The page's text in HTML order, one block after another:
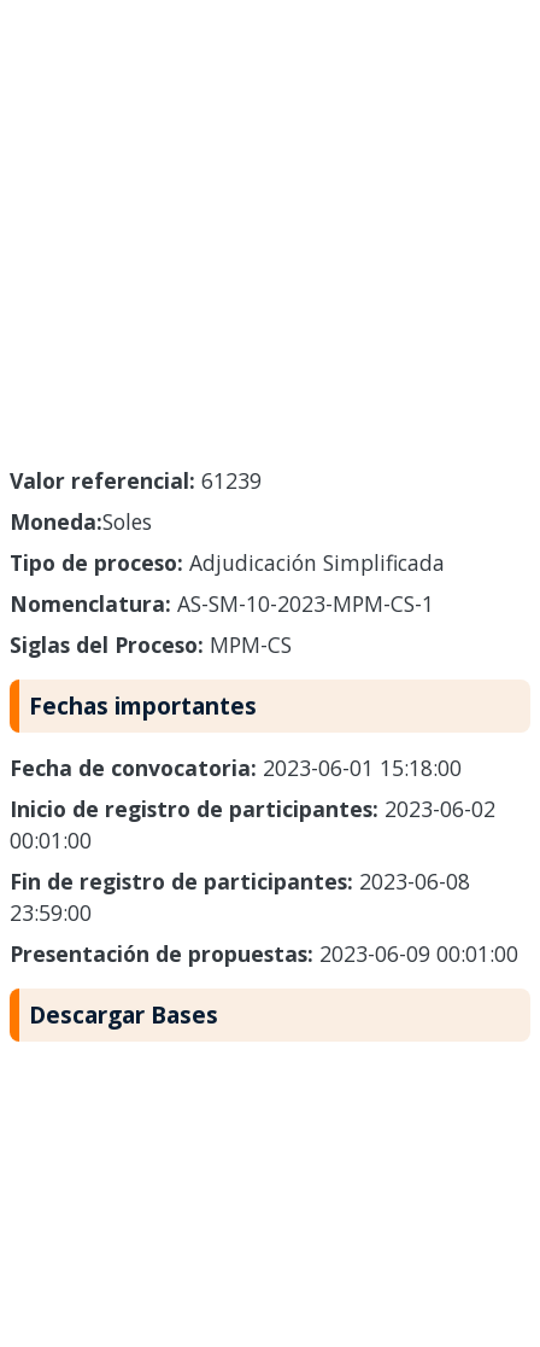
Valor referencial: 61239
Moneda:Soles
Tipo de proceso: Adjudicación Simplificada
Nomenclatura: AS-SM-10-2023-MPM-CS-1
Siglas del Proceso: MPM-CS
Fechas importantes
Fecha de convocatoria: 2023-06-01 15:18:00
Inicio de registro de participantes: 2023-06-02
00:01:00
Fin de registro de participantes: 2023-06-08
23:59:00
Presentación de propuestas: 2023-06-09 00:01:00
Descargar Bases